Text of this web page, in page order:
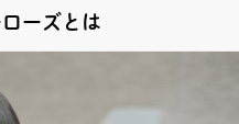
ーズとは